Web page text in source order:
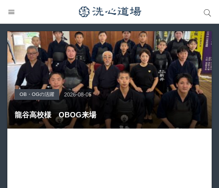
OB・OGの活躍 2026-08-05
龍谷高校様 OBOG来場
Topics 2026-08-05
広島県青春英龍館道場来場
大会の結果 2026-07-31
愛知県の星城高校へ出稽古
大会の結果 2026-07-25
第80回愛知県中学校総合体育大会・地区予選
大会の結果 2026-07-22
第136回愛知県剣道道場連盟研修会トーナメント戦
サイト内検索